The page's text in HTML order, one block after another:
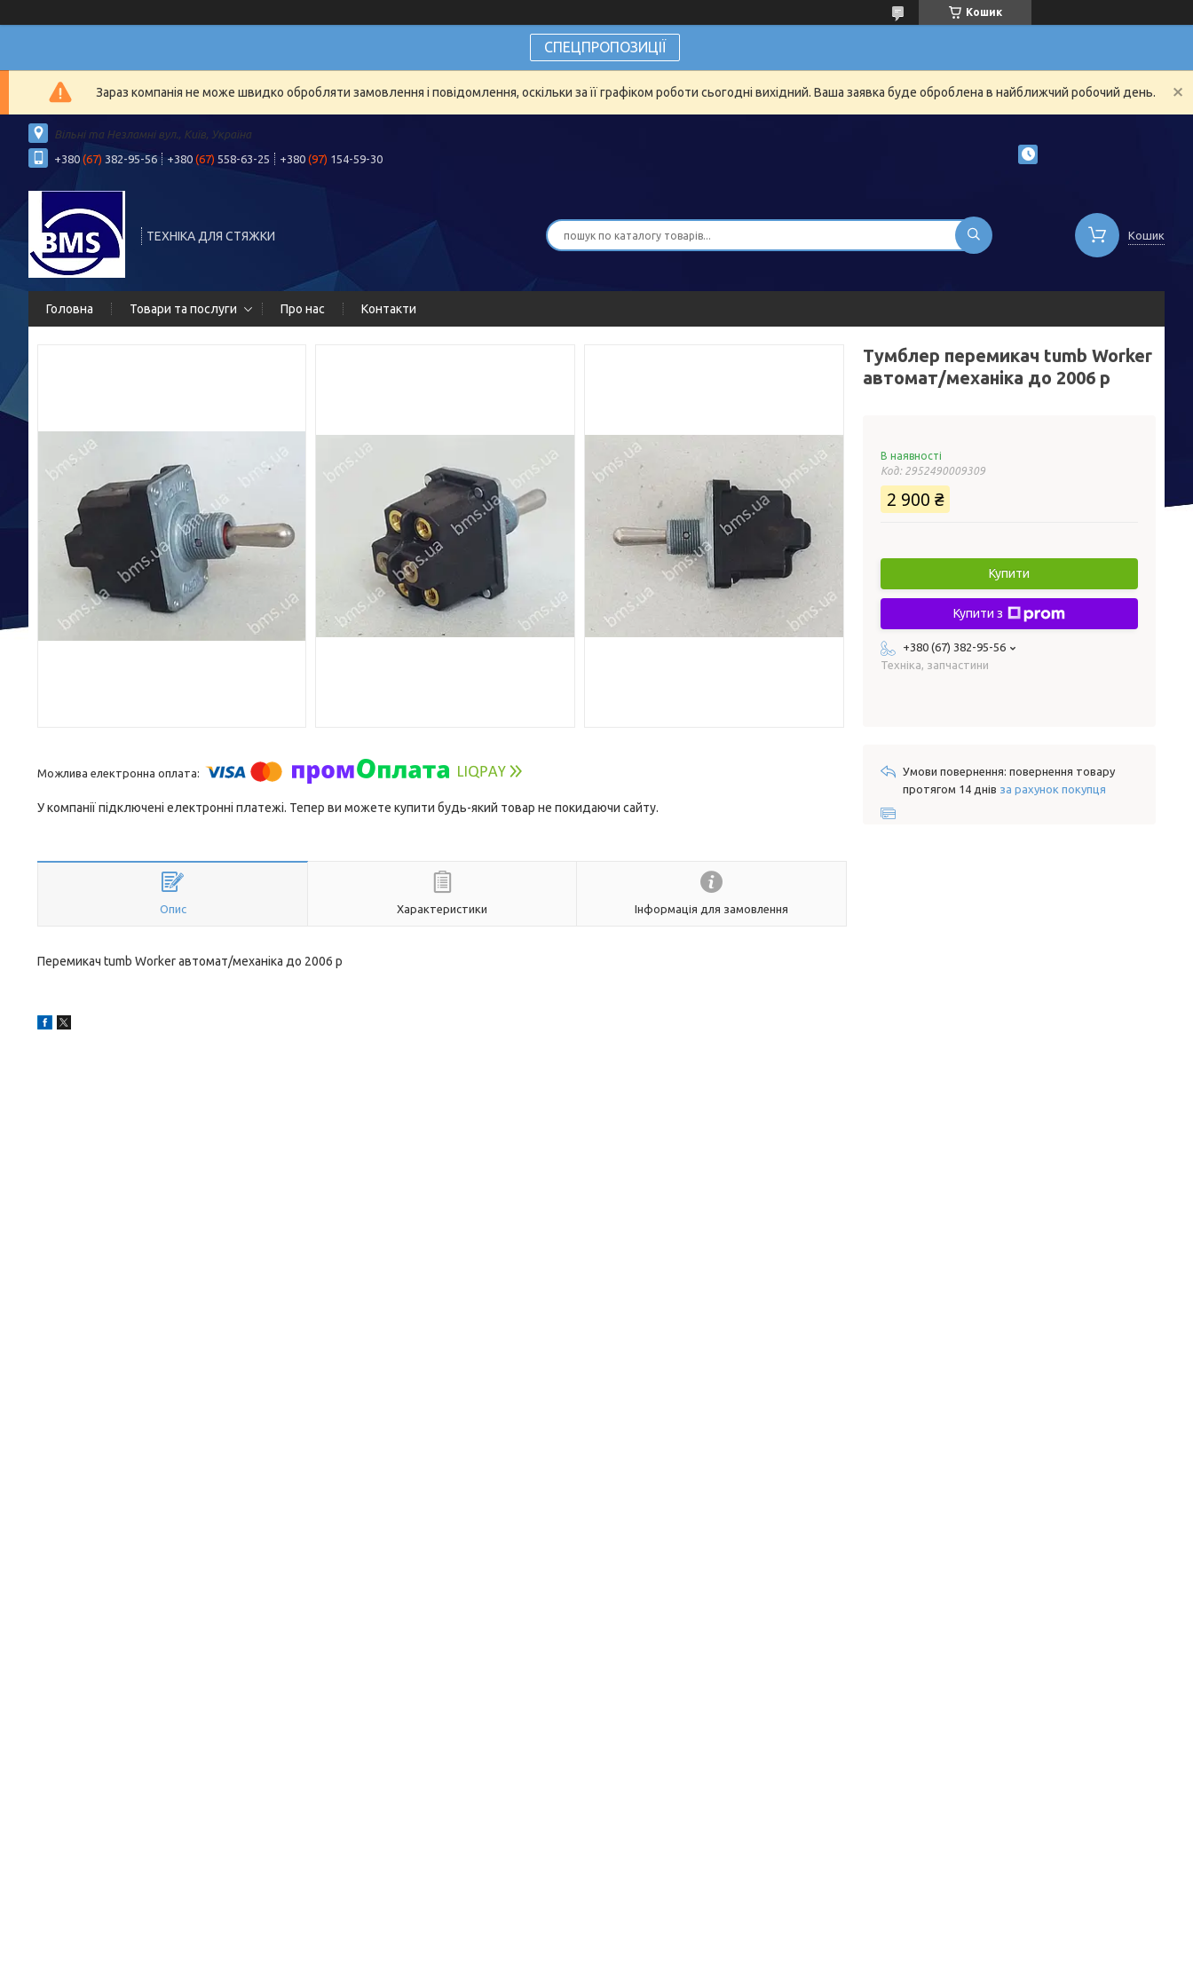
Кошик
СПЕЦПРОПОЗИЦІЇ
Зараз компанія не може швидко обробляти замовлення і повідомлення, оскільки за її графіком роботи сьогодні вихідний. Ваша заявка буде оброблена в найближчий робочий день.
Вільні та Незламні вул., Київ, Україна
+380 (67) 382-95-56 +380 (67) 558-63-25 +380 (97) 154-59-30
ТЕХНІКА ДЛЯ СТЯЖКИ Кошик
Головна Товари та послуги Про нас Контакти
У компанії підключені електронні платежі. Тепер ви можете купити будь-який товар не покидаючи сайту.
Опис Характеристики Інформація для замовлення
Перемикач tumb Worker автомат/механіка до 2006 р
Тумблер перемикач tumb Worker
автомат/механіка до 2006 р
В наявності
Код: 2952490009309
2 900 ₴
Купити
Купити з
+380 (67) 382-95-56
Техніка, запчастини
повернення товару
протягом 14 днів за рахунок покупця